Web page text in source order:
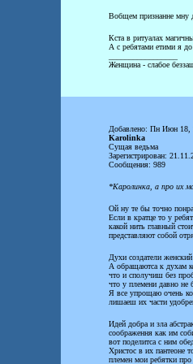
Вобщем признанне мну
Кста в ритуалах
А с ребятами етими я
Женщина - слабое
Добавлено: Пн Июн 18,
Karolinka
Сущая ведьма
Зарегистрирован:
Сообщения: 989
*Каролинка, а про их
Ой ну те бы точно
Если в кратце то у
какой нить главный
представляют собой
Духи создатели
А обращаютса к духам
что и сполучиш без
что у племени давно не
Я все упрощаю очень
лишаеш их части
Идей добра и зла
соображення как им
вот поделитса с ним
Христос в их пантеоне
племен мои ребятки